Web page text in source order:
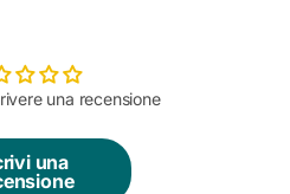
una recensione
una